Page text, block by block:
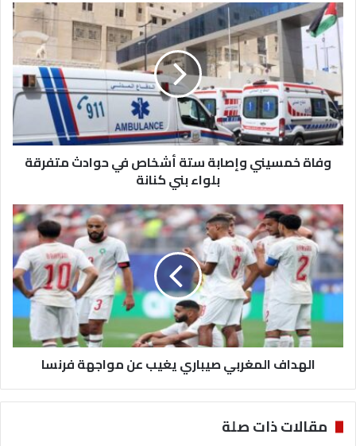
و
ف
ا
ة
خ
م
س
ي
ن
ص
ا
ب
ة
س
ت
أ
ش
ص
ي
وفاة خمسيني وإصابة ستة أشخاص في حوادث متفرقة
بلواء بني كنانة
ا
ل
ه
د
ا
ف
ل
م
ب
ص
الهداف المغربي صيباري يغيب عن مواجهة فرنسا
مقالات ذات صلة